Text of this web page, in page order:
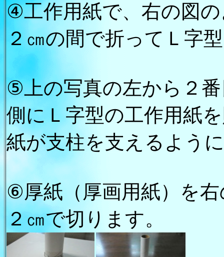
④工作用紙で、右の図
２㎝の間で折ってＬ字
⑤上の写真の左から２
側にＬ字型の工作用紙
紙が支柱を支えるよう
⑥厚紙（厚画用紙）を
２㎝で切ります。